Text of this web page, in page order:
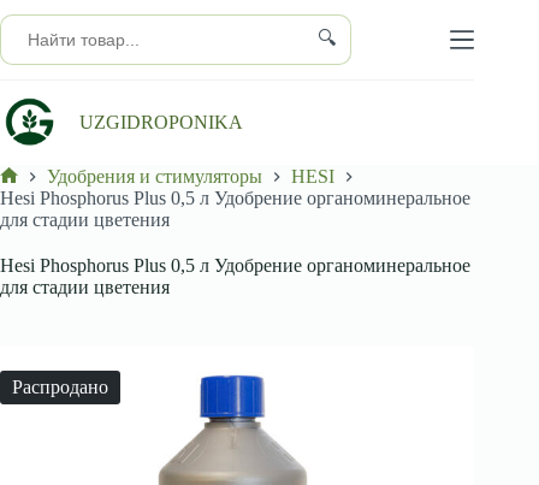
к
сути
🔍
UZGIDROPONIKA
Главная
Удобрения и стимуляторы
HESI
Hesi Phosphorus Plus 0,5 л Удобрение органоминеральное
для стадии цветения
Hesi Phosphorus Plus 0,5 л Удобрение органоминеральное
для стадии цветения
Распродано